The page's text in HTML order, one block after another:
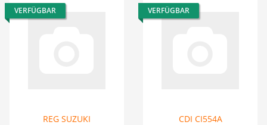
VERFÜGBAR
REG SUZUKI
VERFÜGBAR
CDI CI554A